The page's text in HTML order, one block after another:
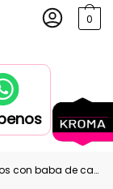
0
de caracol PROMO